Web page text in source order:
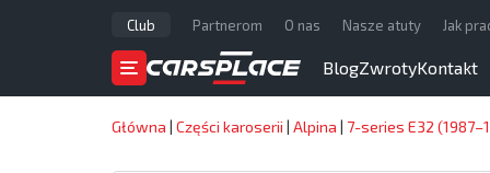
Club Partnerom O nas Nasze atuty Jak
BlogZwrotyKontakt
Główna | Części karoserii | Alpina | 7-series E32